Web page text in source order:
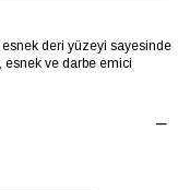
esnek deri yüzeyi sayesinde
esnek ve darbe emici